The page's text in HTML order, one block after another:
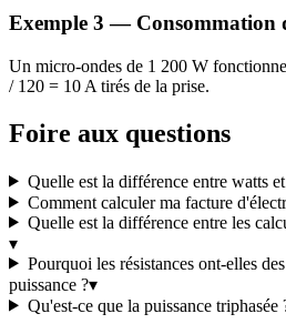
Exemple 3 — Consommation
Un micro-ondes de 1 200 W
/ 120 = 10 A tirés de la prise.
Foire aux questions
Quelle est la différence entre watts
Comment calculer ma facture
Quelle est la différence entre les
▾
Pourquoi les résistances ont-elles
puissance ?▾
Qu'est-ce que la puissance triphasée